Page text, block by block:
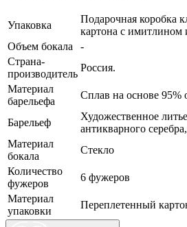
Упаковка
Подарочная коробка
картона с имитлином
Объем бокала
-
Страна-
производитель
Россия.
Материал
барельефа
Сплав на основе 95%
Барельеф
Художественное
антикварного
Материал
бокала
Стекло
Количество
фужеров
6 фужеров
Материал
упаковки
Переплетенный